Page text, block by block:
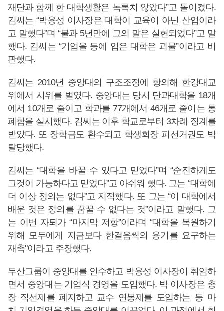
재단과 함께 한 대학생활은 녹록치 않았다”고 돌이켰다.
김씨는 “박용성 이사장은 대학이 교육이 아닌 산업이라
고 말했다”며 “불과 5년만에 그의 말은 실현되었다”고 말
했다. 김씨는 “기업을 등에 업은 대학은 괴물”이라고 비
판했다.
김씨는 2010년 중앙대의 구조조정에 항의해 한강대교
위에서 시위를 벌였다. 중앙대는 당시 단과대학을 18개
에서 10개로 줄이고 학과를 77개에서 46개로 줄이는 통
폐합을 실시했다. 김씨는 이후 학교로부터 3차례 징계를
받았다. 또 장학금도 환수되고 학생회장 피선거권도 박
탈당했다.
김씨는 “대학을 바꿀 수 있다고 믿었다”며 “순진하게도
그것이 가능하다고 믿었다”고 아쉬워 했다. 그는 “대학에
더 이상 정의는 없다”고 지적했다. 또 그는 “이 대학에서
배운 것은 정의를 꿈꿀 수 없다는 것”이라고 말했다. 그
는 이번 자퇴가 “마지막 저항”이라며 “대학을 복원하기
위해 모두에게 지금보다 한걸음씩의 용기를 요구하는
재촉"이라고 주장했다.
두산그룹이 중앙대를 인수하고 박용성 이사장이 취임하
면서 중앙대는 기업식 경영을 도입했다. 박 이사장은 총
장 직선제를 폐지하고 교수 연봉제를 도입하는 등 마